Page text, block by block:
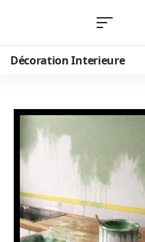
Décoration Interieure